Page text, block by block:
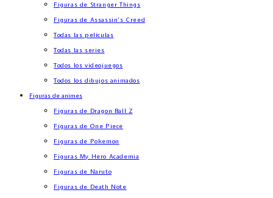
Figuras de Stranger Things
Figuras de Assassin’s Creed
Todas las películas
Todas las series
Todos los videojuegos
Todos los dibujos animados
Figuras de animes
Figuras de Dragon Ball Z
Figuras de One Piece
Figuras de Pokemon
Figuras My Hero Academia
Figuras de Naruto
Figuras de Death Note